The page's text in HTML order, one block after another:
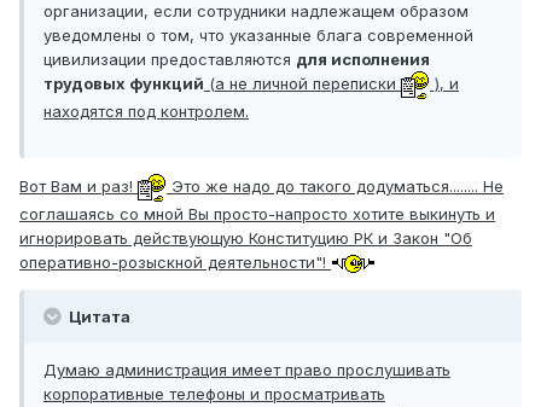
организации, если сотрудники надлежащем образом
уведомлены о том, что указанные блага современной
цивилизации предоставляются для исполнения
трудовых функций (а не личной переписки
), и
находятся под контролем.
Вот Вам и раз!
Это же надо до такого додуматься........ Не
соглашаясь со мной Вы просто-напросто хотите выкинуть и
игнорировать действующую Конституцию РК и Закон "Об
оперативно-розыскной деятельности"!
Цитата
Думаю администрация имеет право прослушивать
корпоративные телефоны и просматривать